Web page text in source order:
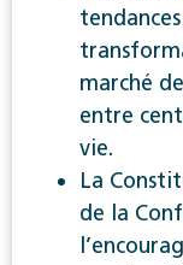
marché
entre
vie.
La
de la